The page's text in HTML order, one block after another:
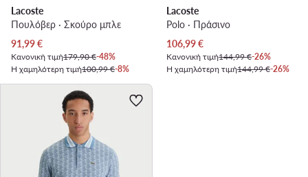
Lacoste
Πουλόβερ · Σκούρο μπλε
Τρέχουσα τιμή
91,99€
Κανονική τιμή179,90 €-48%
Η χαμηλότερη τιμή100,99 €-8%
Lacoste
Polo · Πράσινο
Τρέχουσα τιμή
106,99€
Κανονική τιμή144,99 €-26%
Η χαμηλότερη τιμή144,99 €-26%